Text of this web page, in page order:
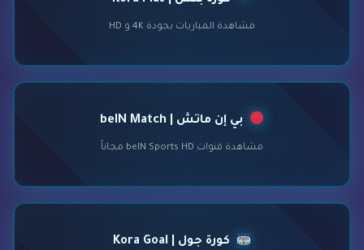
مشاهدة المباريات بجودة 4K و HD
بي إن ماتش | beIN Match
مشاهدة قنوات beIN Sports HD مجاناً
كورة جول | Kora Goal